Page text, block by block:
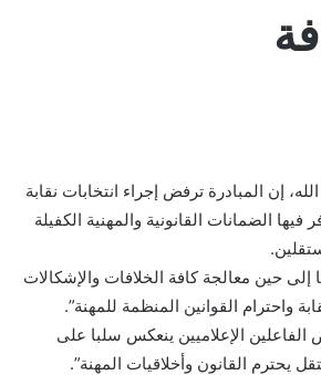
إن المبادرة ترفض إجراء انتخابات نقابة
الضمانات القانونية والمهنية الكفيلة
حين معالجة كافة الخلافات والإشكالات
واحترام القوانين المنظمة للمهنة”.
الإعلاميين ينعكس سلبا على
يحترم القانون وأخلاقيات المهنة”.